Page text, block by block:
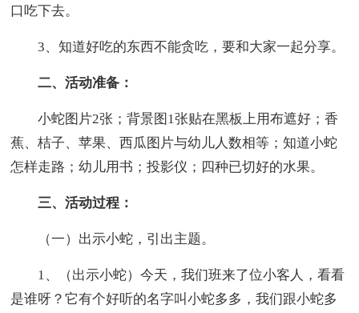
口吃下去。
3、知道好吃的东西不能贪吃，要和大家一起分享。
二、活动准备：
小蛇图片2张；背景图1张贴在黑板上用布遮好；香
蕉、桔子、苹果、西瓜图片与幼儿人数相等；知道小蛇
怎样走路；幼儿用书；投影仪；四种已切好的水果。
三、活动过程：
（一）出示小蛇，引出主题。
1、（出示小蛇）今天，我们班来了位小客人，看看
是谁呀？它有个好听的名字叫小蛇多多，我们跟小蛇多